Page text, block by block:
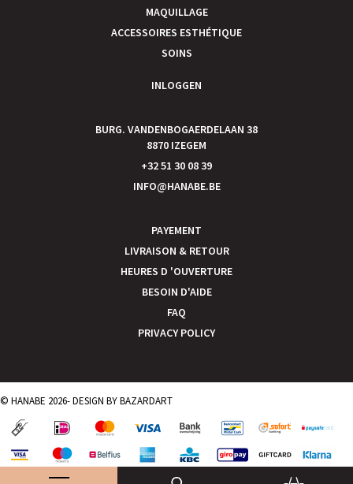
MAQUILLAGE
ACCESSOIRES ESTHÉTIQUE
SOINS
INLOGGEN
BURG. VANDENBOGAERDELAAN 38
8870 IZEGEM
+32 51 30 08 39
INFO@HANABE.BE
PAYEMENT
LIVRAISON & RETOUR
HEURES D 'OUVERTURE
BESOIN D'AIDE
FAQ
PRIVACY POLICY
© HANABE 2026- DESIGN BYBAZARDART